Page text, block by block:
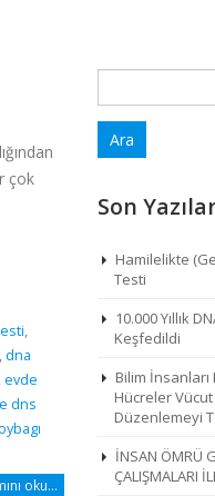
çok
,
,dna
,evde
dns
oku...
Son
Hamilelikte
Testi
10.000 Yıllık
Keşfedildi
Bilim
Hücreler
Düzenlemeyi
İNSAN ÖMRÜ
ÇALIŞMALARI